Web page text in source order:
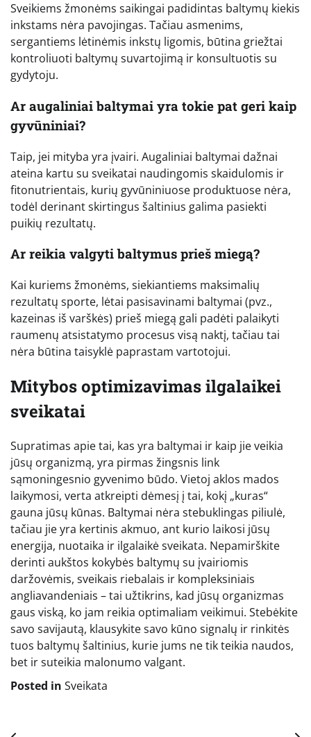
Sveikiems žmonėms saikingai padidintas baltymų kiekis
inkstams nėra pavojingas. Tačiau asmenims,
sergantiems lėtinėmis inkstų ligomis, būtina griežtai
kontroliuoti baltymų suvartojimą ir konsultuotis su
gydytoju.
Ar augaliniai baltymai yra tokie pat geri kaip
gyvūniniai?
Taip, jei mityba yra įvairi. Augaliniai baltymai dažnai
ateina kartu su sveikatai naudingomis skaidulomis ir
fitonutrientais, kurių gyvūniniuose produktuose nėra,
todėl derinant skirtingus šaltinius galima pasiekti
puikių rezultatų.
Ar reikia valgyti baltymus prieš miegą?
Kai kuriems žmonėms, siekiantiems maksimalių
rezultatų sporte, lėtai pasisavinami baltymai (pvz.,
kazeinas iš varškės) prieš miegą gali padėti palaikyti
raumenų atsistatymo procesus visą naktį, tačiau tai
nėra būtina taisyklė paprastam vartotojui.
Mitybos optimizavimas ilgalaikei
sveikatai
Supratimas apie tai, kas yra baltymai ir kaip jie veikia
jūsų organizmą, yra pirmas žingsnis link
sąmoningesnio gyvenimo būdo. Vietoj aklos mados
laikymosi, verta atkreipti dėmesį į tai, kokį „kuras“
gauna jūsų kūnas. Baltymai nėra stebuklingas piliulė,
tačiau jie yra kertinis akmuo, ant kurio laikosi jūsų
energija, nuotaika ir ilgalaikė sveikata. Nepamirškite
derinti aukštos kokybės baltymų su įvairiomis
daržovėmis, sveikais riebalais ir kompleksiniais
angliavandeniais – tai užtikrins, kad jūsų organizmas
gaus viską, ko jam reikia optimaliam veikimui. Stebėkite
savo savijautą, klausykite savo kūno signalų ir rinkitės
tuos baltymų šaltinius, kurie jums ne tik teikia naudos,
bet ir suteikia malonumo valgant.
Posted in Sveikata